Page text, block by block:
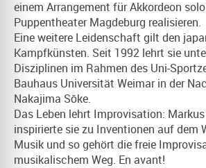
einem Arrangement für Akkordeon
Puppentheater Magdeburg realisieren.
Eine weitere Leidenschaft gilt den
Kampfkünsten. Seit 1992 lehrt sie
Disziplinen im Rahmen des Uni-
Bauhaus Universität Weimar in der
Nakajima Sōke.
Das Leben lehrt Improvisation:
inspirierte sie zu Inventionen auf dem
Musik und so gehört die freie
musikalischem Weg. En avant!